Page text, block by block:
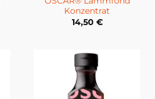
Konzentrat
14,50 €